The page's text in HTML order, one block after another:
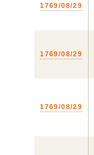
1769/08/29
1769/08/29
1769/08/29